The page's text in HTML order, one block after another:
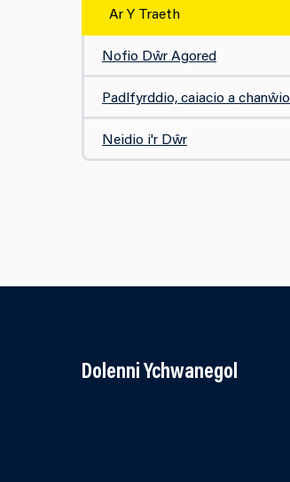
Ar Y Traeth
Nofio Dŵr Agored
Padlfyrddio, caiacio a chanŵio
Neidio i'r Dŵr
Dolenni Ychwanegol